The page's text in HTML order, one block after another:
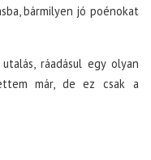
bármilyen jó poénokat
ráadásul egy olyan
már, de ez csak a